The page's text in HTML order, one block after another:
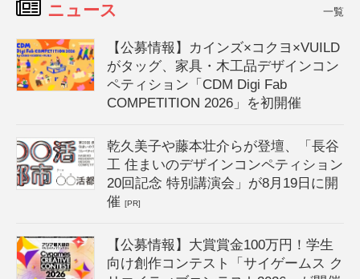
ニュース 一覧
【公募情報】カインズ×コクヨ×VUILD
がタッグ、家具・木工品デザインコン
ペティション「CDM Digi Fab
COMPETITION 2026」を初開催
乾久美子や藤本壮介らが登壇、「長谷
工 住まいのデザインコンペティション
20回記念 特別講演会」が8月19日に開
催[PR]
【公募情報】大賞賞金100万円！学生
向け創作コンテスト「サイゲームス ク